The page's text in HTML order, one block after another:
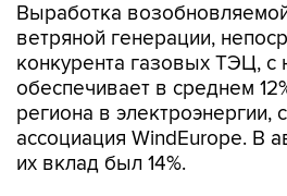
Выработка
ветряной генерации,
конкурента газовых ТЭЦ, с
обеспечивает в среднем
региона в электроэнергии,
ассоциация WindEurope. В
их вклад был 14%.